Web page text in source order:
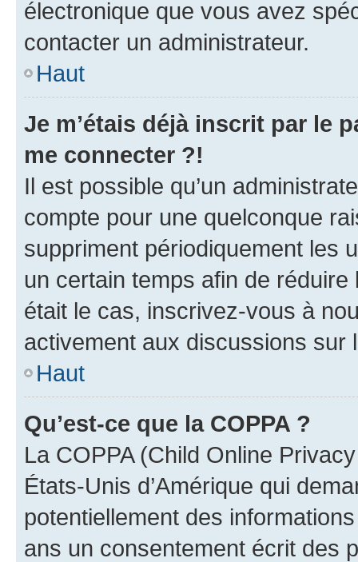
électronique que vous avez
contacter un administrateur.
Haut
Je m’étais déjà inscrit par le
me connecter ?!
Il est possible qu’un
compte pour une quelconque
suppriment périodiquement les
un certain temps afin de
était le cas, inscrivez-vous à
activement aux discussions sur
Haut
Qu’est-ce que la COPPA ?
La COPPA (Child Online
États-Unis d’Amérique qui
potentiellement des
ans un consentement écrit des